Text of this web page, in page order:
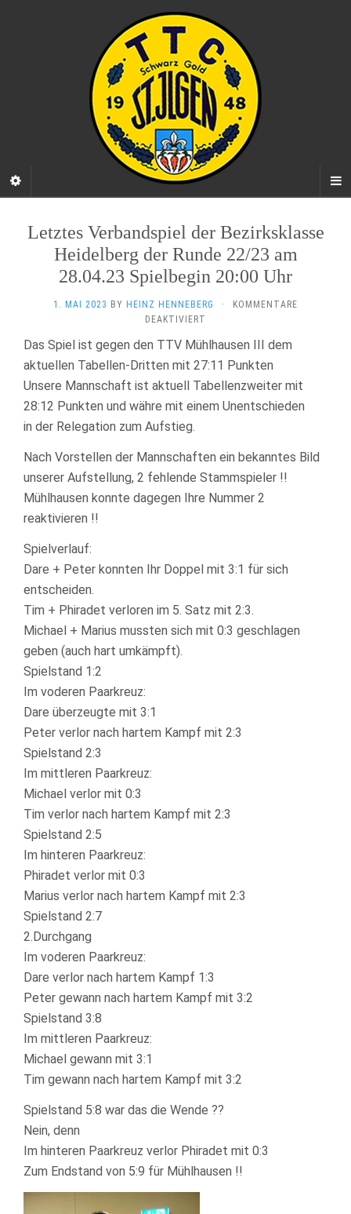
Letztes Verbandspiel der Bezirksklasse
Heidelberg der Runde 22/23 am
28.04.23 Spielbegin 20:00 Uhr
1. MAI 2023 BY HEINZ HENNEBERG ·
KOMMENTARE
DEAKTIVIERT
VERBANDSPIEL
DER
BEZIRKSKLASSE
HEIDELBERG
DER
AM
SPIELBEGIN
20:00
Das Spiel ist gegen den TTV Mühlhausen III dem
aktuellen Tabellen-Dritten mit 27:11 Punkten
Unsere Mannschaft ist aktuell Tabellenzweiter mit
28:12 Punkten und währe mit einem Unentschieden
in der Relegation zum Aufstieg.
Nach Vorstellen der Mannschaften ein bekanntes Bild
unserer Aufstellung, 2 fehlende Stammspieler !!
Mühlhausen konnte dagegen Ihre Nummer 2
reaktivieren !!
Spielverlauf:
Dare + Peter konnten Ihr Doppel mit 3:1 für sich
entscheiden.
Tim + Phiradet verloren im 5. Satz mit 2:3.
Michael + Marius mussten sich mit 0:3 geschlagen
geben (auch hart umkämpft).
Spielstand 1:2
Im voderen Paarkreuz:
Dare überzeugte mit 3:1
Peter verlor nach hartem Kampf mit 2:3
Spielstand 2:3
Im mittleren Paarkreuz:
Michael verlor mit 0:3
Tim verlor nach hartem Kampf mit 2:3
Spielstand 2:5
Im hinteren Paarkreuz:
Phiradet verlor mit 0:3
Marius verlor nach hartem Kampf mit 2:3
Spielstand 2:7
2.Durchgang
Im voderen Paarkreuz:
Dare verlor nach hartem Kampf 1:3
Peter gewann nach hartem Kampf mit 3:2
Spielstand 3:8
Im mittleren Paarkreuz:
Michael gewann mit 3:1
Tim gewann nach hartem Kampf mit 3:2
Spielstand 5:8 war das die Wende ??
Nein, denn
Im hinteren Paarkreuz verlor Phiradet mit 0:3
Zum Endstand von 5:9 für Mühlhausen !!